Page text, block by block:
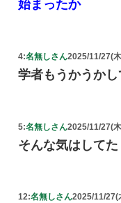
始まったか
4:名無しさん2025/11/27(
学者もうかうか
5:名無しさん2025/11/27(
そんな気はしてた
12:名無しさん2025/11/27(